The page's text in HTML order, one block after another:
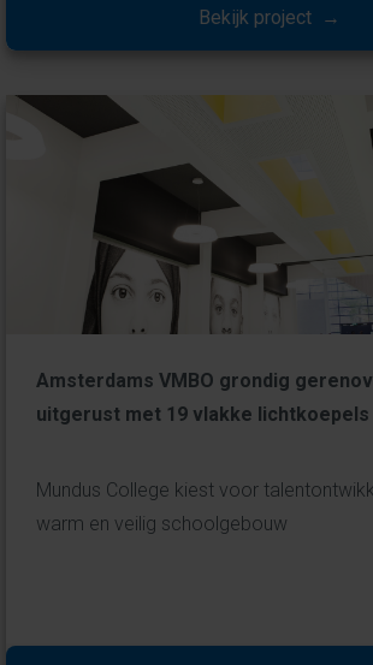
Bekijk project →
Amsterdams VMBO grondig
uitgerust met 19 vlakke lichtkoepels
Mundus College kiest voor
warm en veilig schoolgebouw